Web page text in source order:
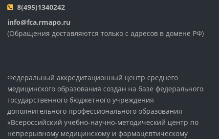
8(495)1340242
info@fca.rmapo.ru
(Обращения доставляются только с адресов в домене РФ)
Федеральный аккредитационный центр среднего
медицинского образования создан на базе федерального
государственного бюджетного учреждения
дополнительного профессионального образования
«Всероссийский учебно-научно-методический центр по
непрерывному медицинскому и фармацевтическому